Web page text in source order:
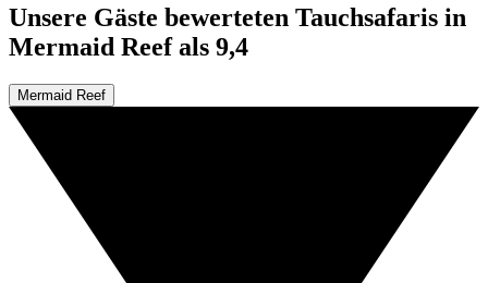
Unsere Gäste bewerteten Tauchsafaris in
Mermaid Reef als 9,4
Mermaid Reef